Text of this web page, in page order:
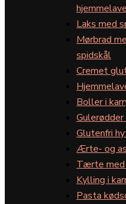
Laks med
Mørbrad
spidskål
Cremet
Boller i
Glutenfri
Ærte- og
Tærte med
Kylling i
Pasta